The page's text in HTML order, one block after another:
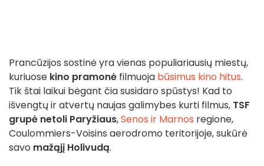
Prancūzijos sostinė yra vienas populiariausių miestų,
kuriuose kino pramonė filmuoja būsimus kino hitus.
Tik štai laikui bėgant čia susidaro spūstys! Kad to
išvengtų ir atvertų naujas galimybes kurti filmus, TSF
grupė netoli Paryžiaus,Senos ir Marnos regione,
Coulommiers-Voisins aerodromo teritorijoje, sukūrė
savo mažąjį Holivudą.